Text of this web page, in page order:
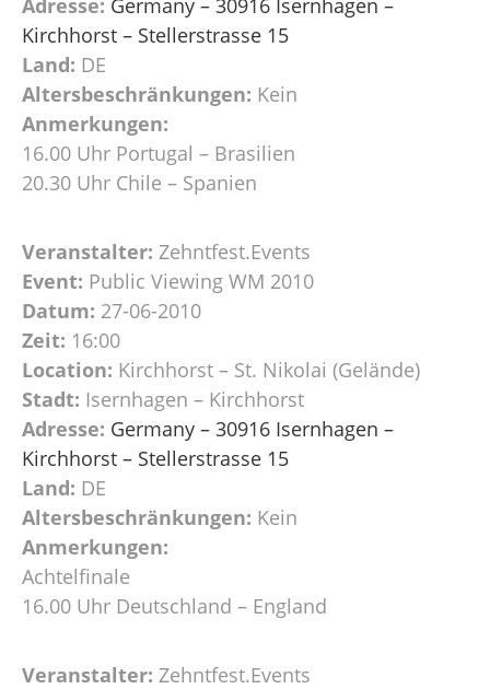
Kirchhorst – Stellerstrasse 15
Land: DE
Altersbeschränkungen: Kein
Anmerkungen:
16.00 Uhr Portugal – Brasilien
20.30 Uhr Chile – Spanien
Veranstalter: Zehntfest.Events
Event: Public Viewing WM 2010
Datum: 27-06-2010
Zeit: 16:00
Location: Kirchhorst – St. Nikolai (Gelände)
Stadt: Isernhagen – Kirchhorst
Adresse: Germany – 30916 Isernhagen –
Kirchhorst – Stellerstrasse 15
Land: DE
Altersbeschränkungen: Kein
Anmerkungen:
Achtelfinale
16.00 Uhr Deutschland – England
Veranstalter: Zehntfest.Events